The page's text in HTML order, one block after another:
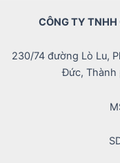
CÔNG TY TNHH
230/74 đường Lò Lu,
Đức, Thành